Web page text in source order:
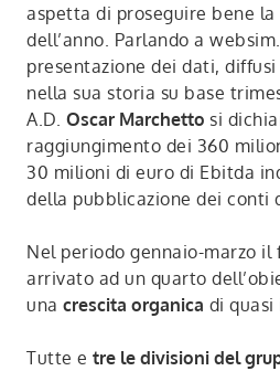
aspetta di proseguire bene
dell’anno. Parlando a
presentazione dei dati,
nella sua storia su base
A.D. Oscar Marchetto si
raggiungimento dei 360
30 milioni di euro di Ebitda
della pubblicazione dei conti
Nel periodo gennaio-marzo
arrivato ad un quarto
una crescita organica di quasi
Tutte e tre le divisioni del